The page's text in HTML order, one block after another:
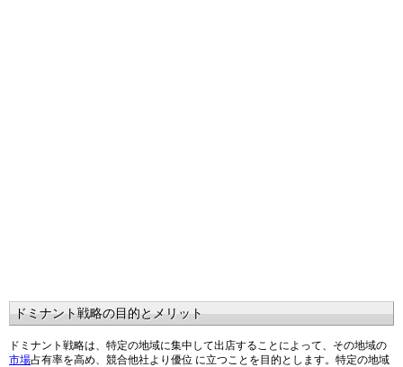
ドミナント戦略の目的とメリット
ドミナント戦略は、特定の地域に集中して出店することによって、その地域の
市場占有率を高め、競合他社より優位 に立つことを目的とします。特定の地域